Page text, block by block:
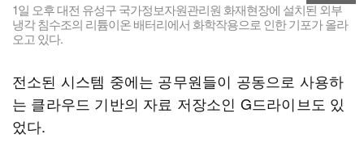
1일 오후 대전 유성구 국가정보자원관리원 화재현장에 설치된 외부
냉각 침수조의 리튬이온 배터리에서 화학작용으로 인한 기포가 올라
오고 있다.
전소된 시스템 중에는 공무원들이 공동으로 사용하
는 클라우드 기반의 자료 저장소인 G드라이브도 있
었다.